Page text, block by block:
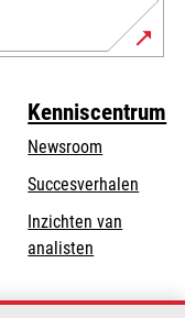
Kenniscentrum
Newsroom
Succesverhalen
Inzichten van
analisten